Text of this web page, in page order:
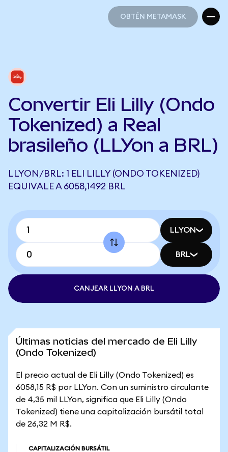
OBTÉN METAMASK
Convertir Eli Lilly (Ondo
Tokenized) a Real
brasileño (LLYon a BRL)
LLYON/BRL: 1 ELI LILLY (ONDO TOKENIZED)
EQUIVALE A 6058,1492 BRL
LLYON
BRL
CANJEAR LLYON A BRL
Últimas noticias del mercado de Eli Lilly
(Ondo Tokenized)
El precio actual de Eli Lilly (Ondo Tokenized) es
6058,15 R$ por LLYon. Con un suministro circulante
de 4,35 mil LLYon, significa que Eli Lilly (Ondo
Tokenized) tiene una capitalización bursátil total
de 26,32 M R$.
CAPITALIZACIÓN BURSÁTIL